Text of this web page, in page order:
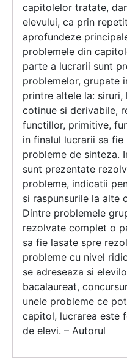
capitolelor tratate,
elevului, ca prin
aprofundeze
problemele din
parte a lucrarii sunt
problemelor, grupate
printre altele la:
cotinue si derivabile,
functillor, primitive,
in finalul lucrarii sa
probleme de sinteza.
sunt prezentate
probleme, indicatii
si raspunsurile la alte
Dintre problemele
rezolvate complet o
sa fie lasate spre
probleme cu nivel
se adreseaza si
bacalaureat,
unele probleme ce
capitol, lucrarea este
de elevi. – Autorul